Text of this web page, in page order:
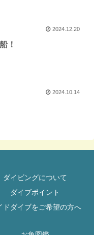
2024.12.20
！
2024.10.14
ダイビングについて
ダイブポイント
ドダイブをご希望の方へ